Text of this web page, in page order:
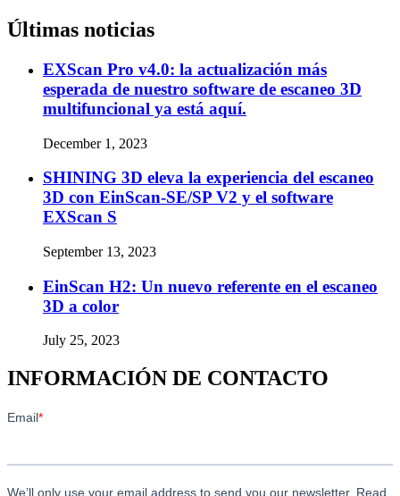
Últimas noticias
EXScan Pro v4.0: la actualización más
esperada de nuestro software de escaneo 3D
multifuncional ya está aquí.
December 1, 2023
SHINING 3D eleva la experiencia del escaneo
3D con EinScan-SE/SP V2 y el software
EXScan S
September 13, 2023
EinScan H2: Un nuevo referente en el escaneo
3D a color
July 25, 2023
INFORMACIÓN DE CONTACTO